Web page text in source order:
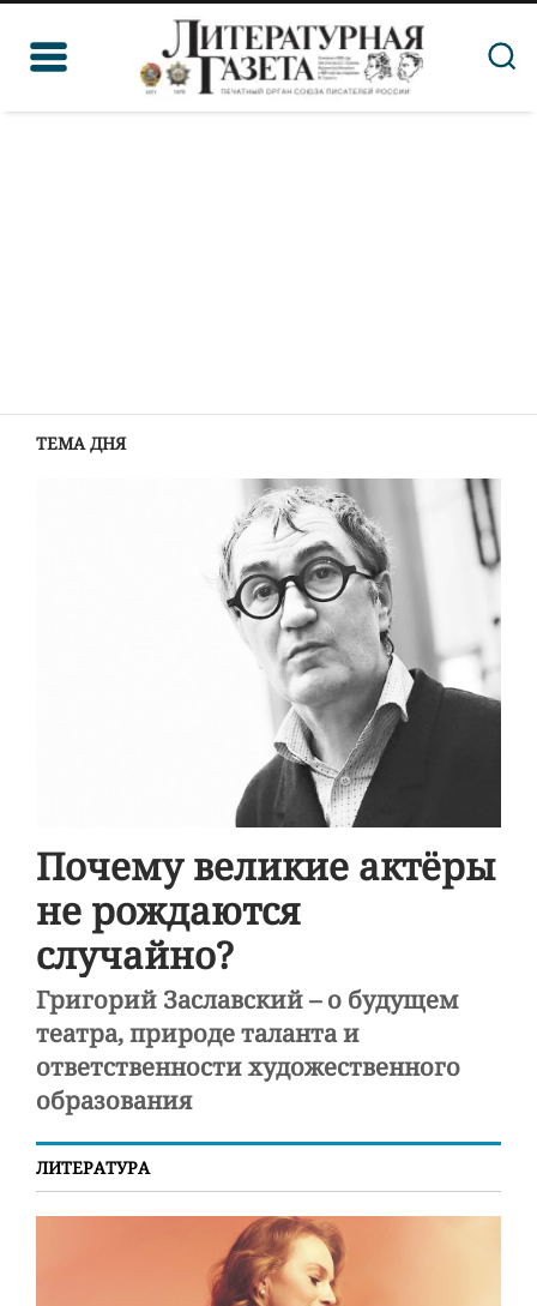
ТЕМА ДНЯ
Почему великие актёры
не рождаются
случайно?
Григорий Заславский – о будущем
театра, природе таланта и
ответственности художественного
образования
ЛИТЕРАТУРА